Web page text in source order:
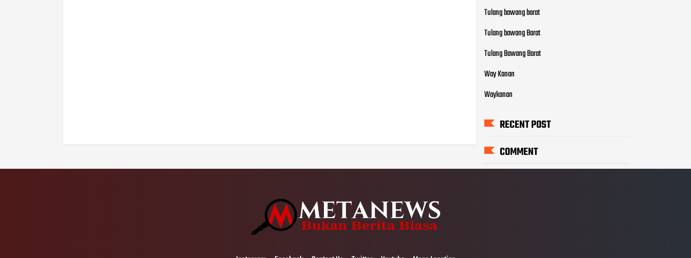
Tulang bawang barat
Tulang bawang Barat
Tulang Bawang Barat
Way Kanan
Waykanan
RECENT POST
COMMENT